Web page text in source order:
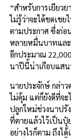
“สำหรับการเยียว
ไม่รู้ว่าจะได้ชดเช
ตามประกาศ ซึ่งก่
หลายหมื่นบาทแล
อีกประมาณ
นาปีนี้น่าเกือบแส
นายประจักษ์ กล่าว
ไม่คุ้ม แต่ก็ยังดีที่จ
ปลูกใหม่ช่วงนาปรั
ที่ตายแล้วไว้เป็นปุ๋
อย่างไรก็ตาม ถึงไ